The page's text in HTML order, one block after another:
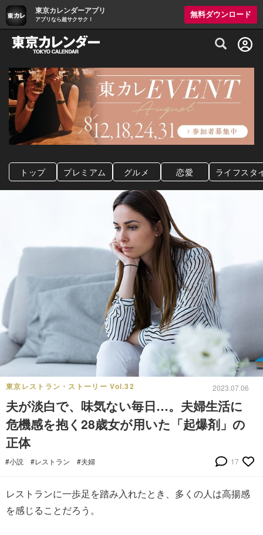
東京カレンダーアプリ
アプリなら超サクサク！
無料ダウンロード
グルメ情報・プレミアムレストラン予約
トップ プレミアム グルメ 恋愛 ライフスタ
東京レストラン・ストーリー Vol.32 2023.07.06
夫が淡白で、味気ない毎日…。夫婦生活に
危機感を抱く28歳女が用いた「起爆剤」の
正体
#小説 #レストラン #夫婦 17
レストランに一歩足を踏み入れたとき、多くの人は高揚感
を感じることだろう。